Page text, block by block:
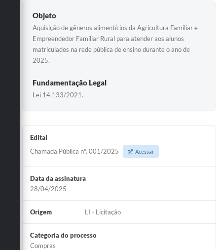
Objeto
Aquisição de gêneros alimentícios da Agricultura Familiar e
Empreendedor Familiar Rural para atender aos alunos
matriculados na rede pública de ensino durante o ano de
2025.
Fundamentação Legal
Lei 14.133/2021.
Edital
Chamada Pública nº. 001/2025
Acessar
Data da assinatura
28/04/2025
Origem LI - Licitação
Categoria do processo
Compras